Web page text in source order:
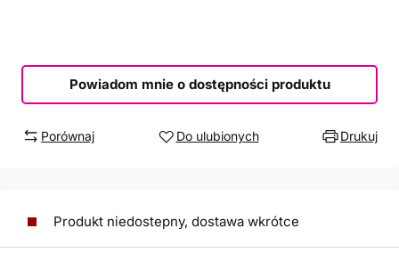
Powiadom mnie o dostępności produktu
Porównaj Do ulubionych Drukuj
Produkt niedostepny, dostawa wkrótce